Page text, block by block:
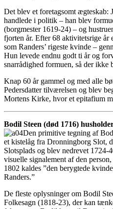
Det blev et foretagsomt ægteskab:
handlede i politik – han blev
(borgmester 1619-24) – og
fjorten år. Efter 68 aktivitetsrige år
som Randers’ rigeste kvinde –
Hun levede endnu godt ti år og
snarrådighed formuen, så der ikke
Knap 60 år gammel og med alle
Pedersdatter tilværelsen og blev
Mortens Kirke, hvor et epitafium
Bodil Steen (død 1716)
Den primitive tegning af
et kistelåg fra Dronningborg Slot,
Slotsplads og blev nedrevet 1724-
visuelle signalement af den
1802 kaldes ”den berygtede
Randers.”
De fleste oplysninger om Bodil
Folkesagn (1818-23), der kan